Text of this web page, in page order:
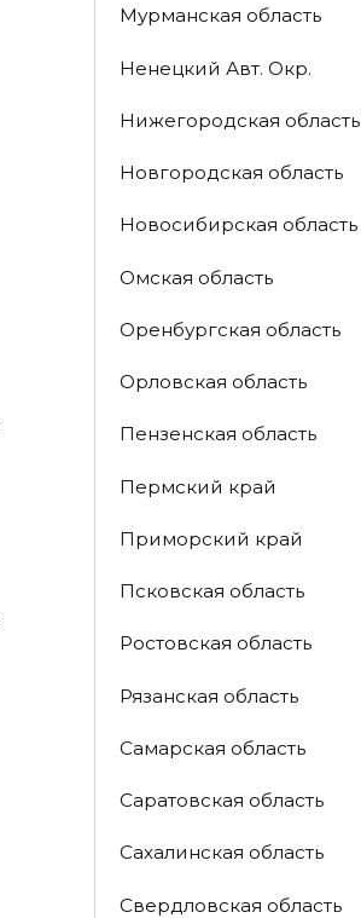
Мурманская область
Ненецкий Авт. Окр.
Нижегородская область
Новгородская область
Новосибирская область
Омская область
Оренбургская область
Орловская область
Пензенская область
Пермский край
Приморский край
Псковская область
Ростовская область
Рязанская область
Самарская область
Саратовская область
Сахалинская область
Свердловская область